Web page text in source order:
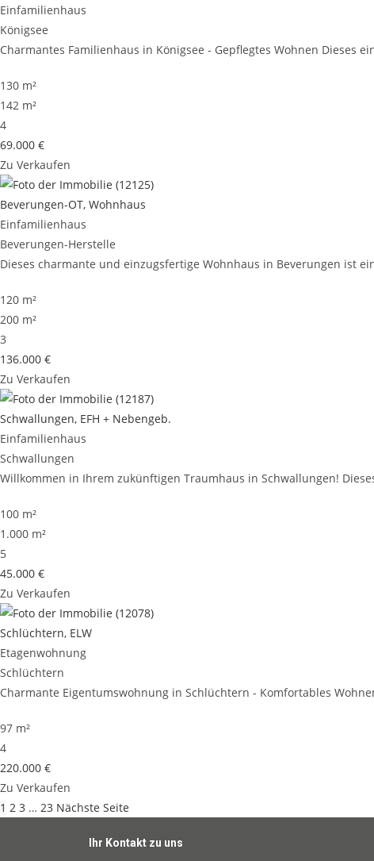
Einfamilienhaus
Königsee
Charmantes Familienhaus in Königsee - Gepflegtes Wohnen Dieses
130 m²
142 m²
4
69.000 €
Zu Verkaufen
Beverungen-OT, Wohnhaus
Einfamilienhaus
Beverungen-Herstelle
Dieses charmante und einzugsfertige Wohnhaus in Beverungen ist
120 m²
200 m²
3
136.000 €
Zu Verkaufen
Schwallungen, EFH + Nebengeb.
Einfamilienhaus
Schwallungen
Willkommen in Ihrem zukünftigen Traumhaus in Schwallungen!
100 m²
1.000 m²
5
45.000 €
Zu Verkaufen
Schlüchtern, ELW
Etagenwohnung
Schlüchtern
Charmante Eigentumswohnung in Schlüchtern - Komfortables
97 m²
4
220.000 €
Zu Verkaufen
1 2 3 … 23 Nächste Seite
Ihr Kontakt zu uns